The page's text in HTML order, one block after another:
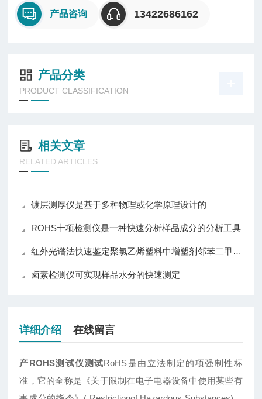
产品咨询 13422686162
产品分类
PRODUCT CLASSIFICATION
相关文章
RELATED ARTICLES
镀层测厚仪是基于多种物理或化学原理设计的
ROHS十项检测仪是一种快速分析样品成分的分析工具
红外光谱法快速鉴定聚氯乙烯塑料中增塑剂邻苯二甲酸酯
卤素检测仪可实现样品水分的快速测定
详细介绍 在线留言
产ROHS测试仪测试RoHS是由立法制定的项强制性标
准，它的全称是《关于限制在电子电器设备中使用某些有